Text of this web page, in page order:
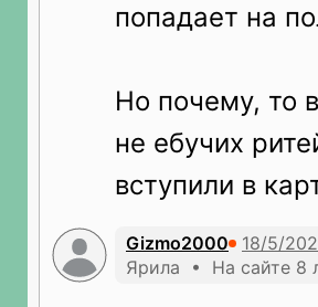
попадает на
Но почему, то
не ебучих
вступили в
Gizmo2000
Ярила • На сайте 8